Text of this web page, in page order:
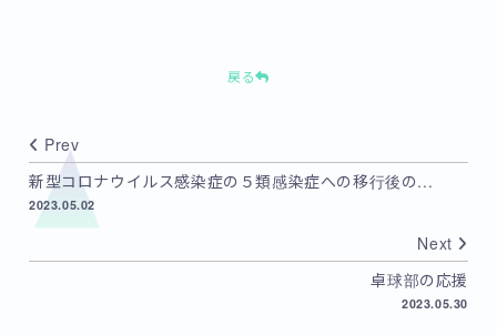
戻る
Prev
新型コロナウイルス感染症の５類感染症への移行後の...
2023.05.02
Next
卓球部の応援
2023.05.30